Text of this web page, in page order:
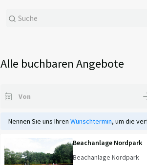
Alle buchbaren Angebote
Nennen Sie uns IhrenWunschtermin, um die
Beachanlage Nordpark
Beachanlage Nordpark